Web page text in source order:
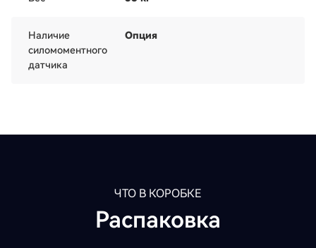
Наличие
силомоментного
датчика
Опция
ЧТО В КОРОБКЕ
Распаковка